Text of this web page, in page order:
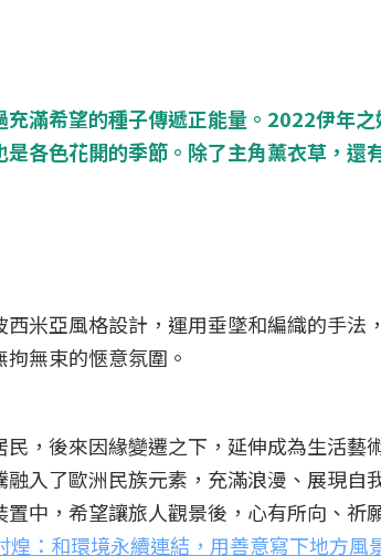
滿希望的種子傳遞正能量。2022伊年之
各色花開的季節。除了主角薰衣草，還
米亞風格設計，運用垂墜和編織的手法
無束的愜意氛圍。
，後來因緣變遷之下，延伸成為生活藝
入了歐洲民族元素，充滿浪漫、展現自
中，希望讓旅人觀景後，心有所向、祈
煌：和環境永續連結，用善意寫下地方風